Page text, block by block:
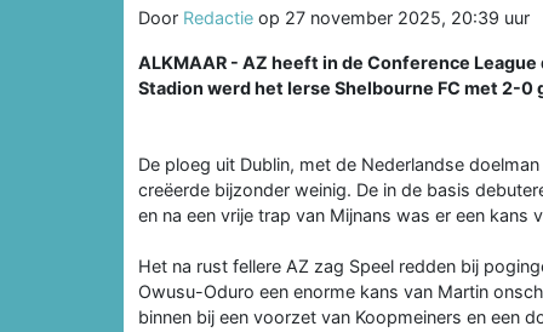
Door Redactie op 27 november 2025, 20:39 uur
ALKMAAR - AZ heeft in de Conference
Stadion werd het Ierse Shelbourne FC met 2-0
De ploeg uit Dublin, met de Nederlandse
creëerde bijzonder weinig. De in de basis
en na een vrije trap van Mijnans was er een
Het na rust fellere AZ zag Speel redden bij
Owusu-Oduro een enorme kans van Martin
binnen bij een voorzet van Koopmeiners en een